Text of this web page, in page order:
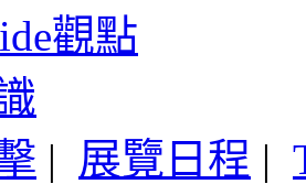
觀點
| 展覽日程 |